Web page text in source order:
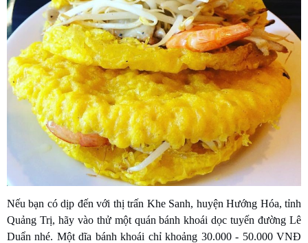
Nếu bạn có dịp đến với thị trấn Khe Sanh, huyện Hướng Hóa, tỉnh
Quảng Trị, hãy vào thử một quán bánh khoái dọc tuyến đường Lê
Duẩn nhé. Một dĩa bánh khoái chỉ khoảng 30.000 - 50.000 VNĐ